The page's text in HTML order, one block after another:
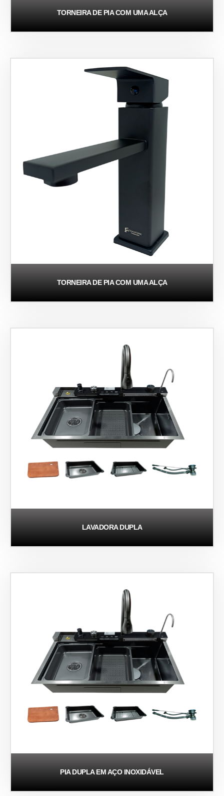
TORNEIRA DE PIA COM UMA ALÇA
TORNEIRA DE PIA COM UMA ALÇA
LAVADORA DUPLA
PIA DUPLA EM AÇO INOXIDÁVEL